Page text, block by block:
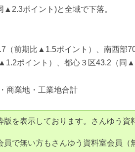
▲2.3ポイント)と全域で下落。
（前期比▲1.5ポイント）、南西部
ポイント）、都心３区43.2（同
商業地・工業地合計
版を表示しております。さんゆう資
員で無い方もさんゆう資料室会員（